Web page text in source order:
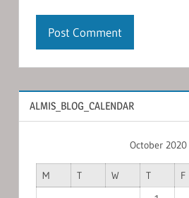
ALMIS_BLOG_CALENDAR
October 2020
M T W T F